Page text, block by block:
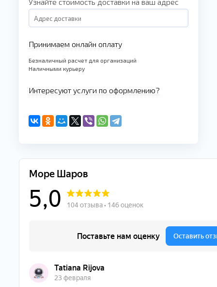
Принимаем онлайн оплату
Безналичный расчет для организаций
Наличными курьеру
Интересуют услуги по оформлению?